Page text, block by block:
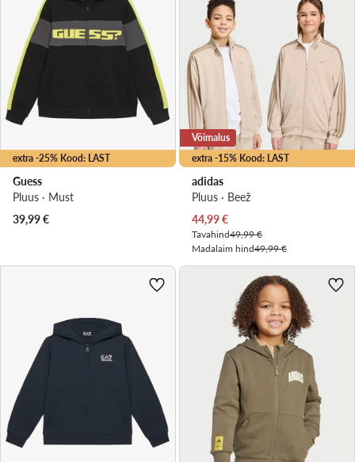
extra -25% Kood: LAST
Guess
Pluus · Must
39,99€
extra -15% Kood: LAST
Võimalus
adidas
Pluus · Beež
Praegune hind
44,99€
Tavahind49,99 €
Madalaim hind49,99 €